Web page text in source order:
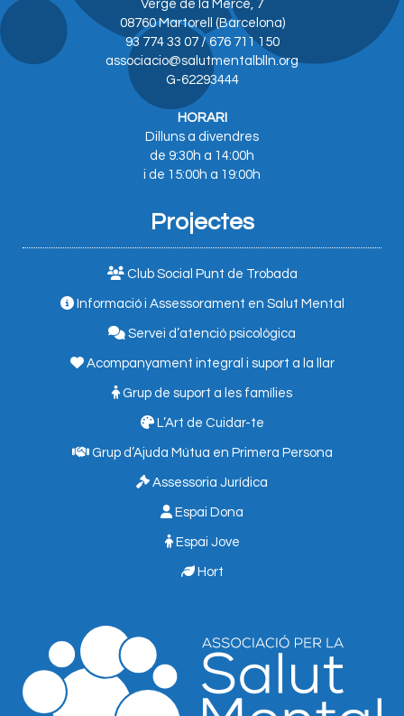
Verge de la Mercè, 7
08760 Martorell (Barcelona)
93 774 33 07 / 676 711 150
associacio@salutmentalblln.org
G-62293444
HORARI
Dilluns a divendres
de 9:30h a 14:00h
i de 15:00h a 19:00h
Projectes
Club Social Punt de Trobada
Informació i Assessorament en Salut Mental
Servei d’atenció psicològica
Acompanyament integral i suport a la llar
Grup de suport a les famílies
L’Art de Cuidar-te
Grup d’Ajuda Mútua en Primera Persona
Assessoria Jurídica
Espai Dona
Espai Jove
Hort